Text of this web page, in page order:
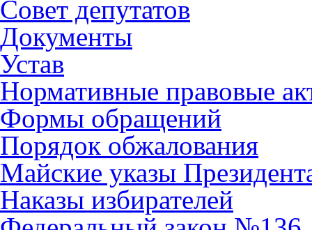
Совет депутатов
Документы
Устав
Нормативные правовые
Формы обращений
Порядок обжалования
Майские указы
Наказы избирателей